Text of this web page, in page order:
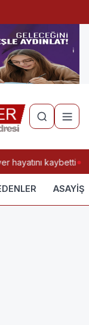
hayatını kaybetti
ASAYİŞ